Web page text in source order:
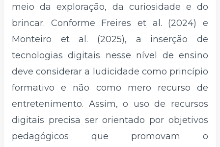
meio da exploração, da curiosidade e do
brincar. Conforme Freires et al. (2024) e
Monteiro et al. (2025), a inserção de
tecnologias digitais nesse nível de ensino
deve considerar a ludicidade como princípio
formativo e não como mero recurso de
entretenimento. Assim, o uso de recursos
digitais precisa ser orientado por objetivos
pedagógicos que promovam o